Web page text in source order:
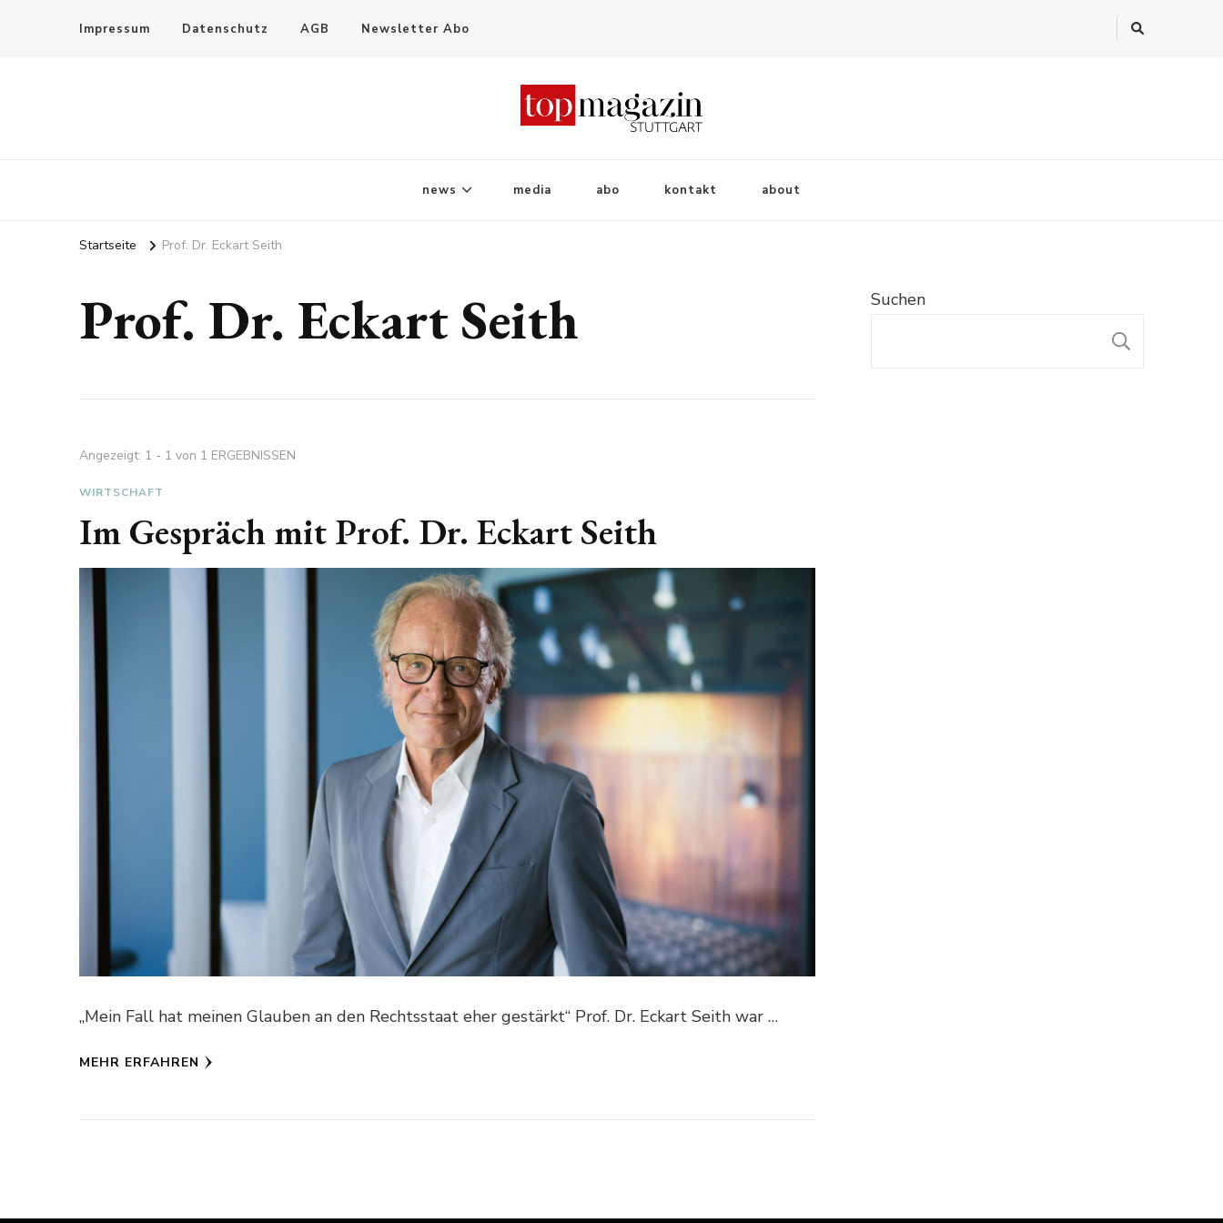
Impressum Datenschutz AGB Newsletter Abo
news media abo kontakt about
Startseite Prof. Dr. Eckart Seith
Prof. Dr. Eckart Seith
Angezeigt: 1 - 1 von 1 ERGEBNISSEN
WIRTSCHAFT
Im Gespräch mit Prof. Dr. Eckart Seith
„Mein Fall hat meinen Glauben an den Rechtsstaat eher gestärkt“ Prof. Dr. Eckart Seith war …
MEHR ERFAHREN
Suchen